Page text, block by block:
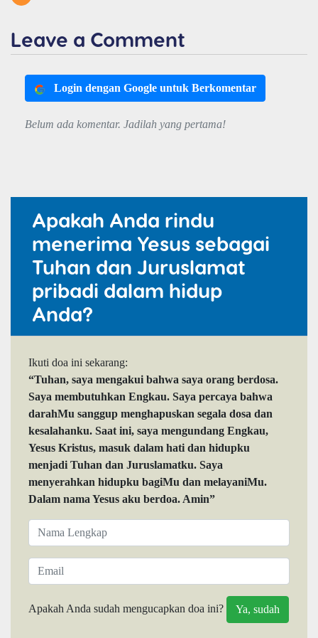
Leave a Comment
Login dengan Google untuk Berkomentar
Belum ada komentar. Jadilah yang pertama!
Apakah Anda rindu
menerima Yesus sebagai
Tuhan dan Juruslamat
pribadi dalam hidup
Anda?
Ikuti doa ini sekarang:
“Tuhan, saya mengakui bahwa saya orang berdosa.
Saya membutuhkan Engkau. Saya percaya bahwa
darahMu sanggup menghapuskan segala dosa dan
kesalahanku. Saat ini, saya mengundang Engkau,
Yesus Kristus, masuk dalam hati dan hidupku
menjadi Tuhan dan Juruslamatku. Saya
menyerahkan hidupku bagiMu dan melayaniMu.
Dalam nama Yesus aku berdoa. Amin”
Apakah Anda sudah mengucapkan doa ini?